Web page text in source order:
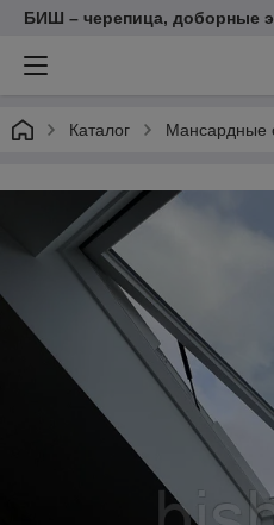
БИШ – черепица, доборные
Каталог Мансардные